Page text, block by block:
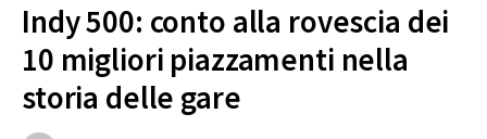
Indy 500: conto alla rovescia dei
10 migliori piazzamenti nella
storia delle gare